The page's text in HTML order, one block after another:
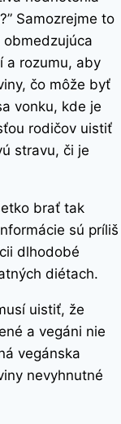
Samozrejme to
a rozumu, aby
čo môže byť
vonku, kde je
rodičov uistiť
stravu, či je
brať tak
sú príliš
dlhodobé
diétach.
uistiť, že
a vegáni nie
vegánska
nevyhnutné